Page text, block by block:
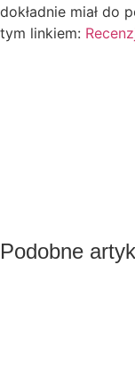
dokładnie miał do
tym linkiem:
Podobne